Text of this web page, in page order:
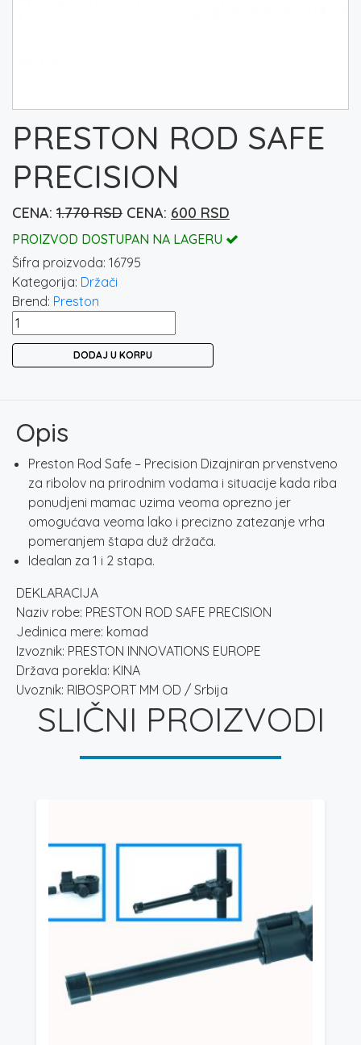
PRESTON ROD SAFE
PRECISION
1.770RSD Originalna
cena
je
600 RSD
cena
PROIZVOD DOSTUPAN NA LAGERU
Šifra proizvoda: 16795
Kategorija: Držači
Brend: Preston
PRESTON
ROD
DODAJ U KORPU
Opis
Preston Rod Safe – Precision Dizajniran prvenstveno
za ribolov na prirodnim vodama i situacije kada riba
ponudjeni mamac uzima veoma oprezno jer
omogućava veoma lako i precizno zatezanje vrha
pomeranjem štapa duž držača.
Idealan za 1 i 2 stapa.
DEKLARACIJA
Naziv robe: PRESTON ROD SAFE PRECISION
Jedinica mere: komad
Izvoznik: PRESTON INNOVATIONS EUROPE
Država porekla: KINA
Uvoznik: RIBOSPORT MM OD / Srbija
SLIČNI PROIZVODI